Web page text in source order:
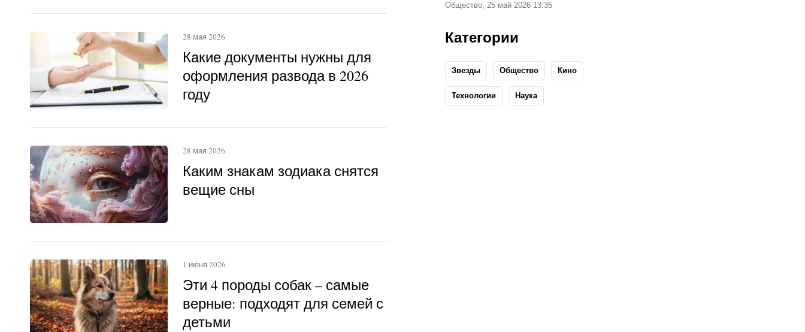
Какие документы нужны для
оформления развода в 2026
году
28 мая 2026
Каким знакам зодиака снятся
вещие сны
28 мая 2026
Эти 4 породы собак – самые
верные: подходят для семей с
детьми
1 июня 2026
Общество, 25 май 2026 13:35
Категории
Звезды Общество Кино
Технологии Наука